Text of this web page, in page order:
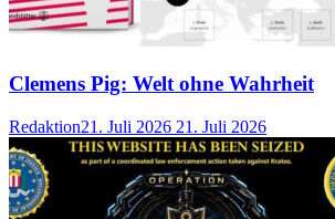
Clemens Pig: Welt ohne Wahrheit
Redaktion21. Juli 2026 21. Juli 2026